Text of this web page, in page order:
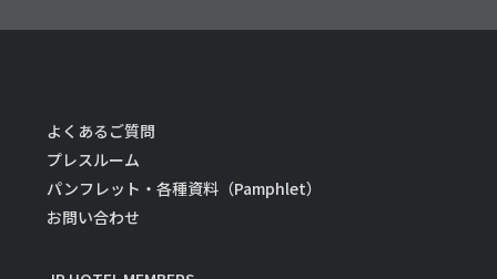
よくあるご質問
プレスルーム
パンフレット・各種資料（Pamphlet）
お問い合わせ